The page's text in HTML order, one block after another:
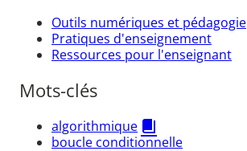
Outils numériques et pédagogie
Pratiques d'enseignement
Ressources pour l'enseignant
Mots-clés
algorithmique
boucle conditionnelle